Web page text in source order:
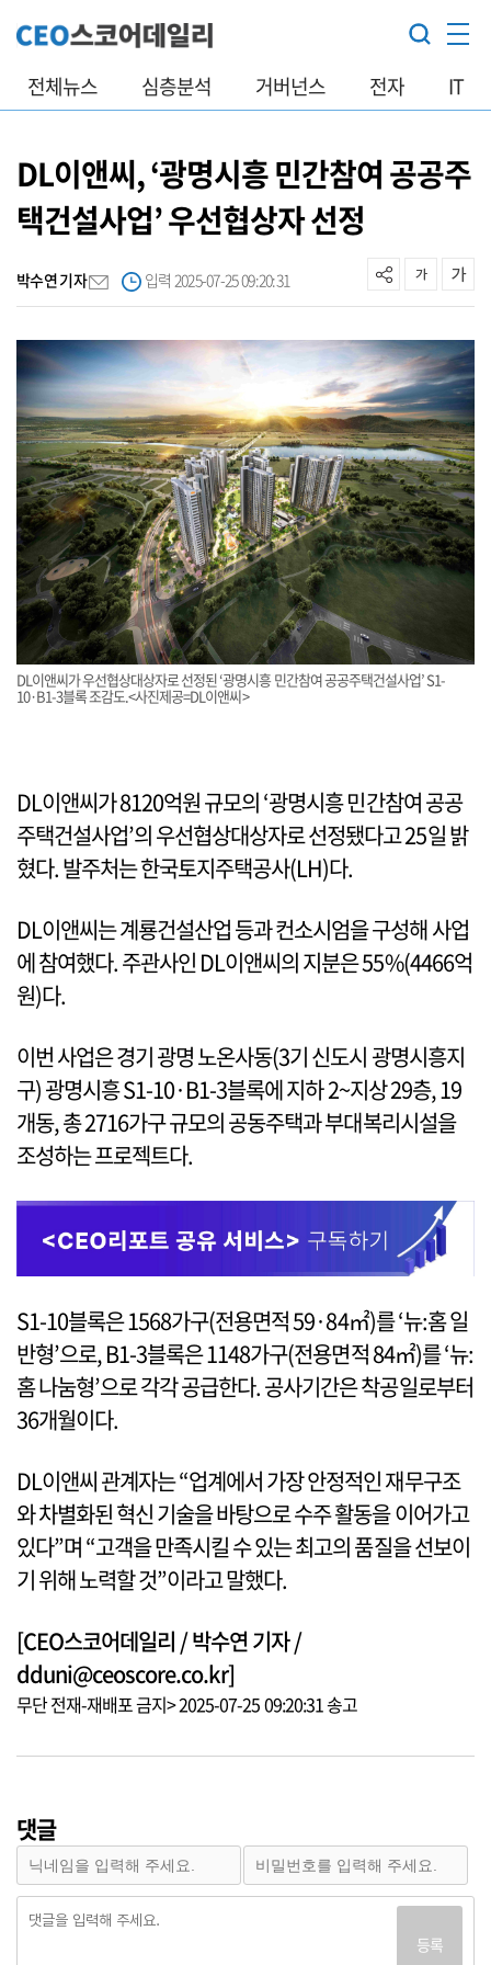
전체뉴스 심층분석 거버넌스 전자 IT
DL이앤씨, ‘광명시흥 민간참여 공공주
택건설사업’ 우선협상자 선정
박수연 기자 입력 2025-07-25 09:20:31
DL이앤씨가 우선협상대상자로 선정된 ‘광명시흥 민간참여 공공주택건설사업’ S1-
10·B1-3블록 조감도.<사진제공=DL이앤씨>
DL이앤씨가 8120억원 규모의 ‘광명시흥 민간참여 공공
주택건설사업’의 우선협상대상자로 선정됐다고 25일 밝
혔다. 발주처는 한국토지주택공사(LH)다.
DL이앤씨는 계룡건설산업 등과 컨소시엄을 구성해 사업
에 참여했다. 주관사인 DL이앤씨의 지분은 55%(4466억
원)다.
이번 사업은 경기 광명 노온사동(3기 신도시 광명시흥지
구) 광명시흥 S1-10·B1-3블록에 지하 2~지상 29층, 19
개동, 총 2716가구 규모의 공동주택과 부대복리시설을
조성하는 프로젝트다.
S1-10블록은 1568가구(전용면적 59·84㎡)를 ‘뉴:홈 일
반형’으로, B1-3블록은 1148가구(전용면적 84㎡)를 ‘뉴:
홈 나눔형’으로 각각 공급한다. 공사기간은 착공일로부터
36개월이다.
DL이앤씨 관계자는 “업계에서 가장 안정적인 재무구조
와 차별화된 혁신 기술을 바탕으로 수주 활동을 이어가고
있다”며 “고객을 만족시킬 수 있는 최고의 품질을 선보이
기 위해 노력할 것”이라고 말했다.
[CEO스코어데일리 / 박수연 기자 /
dduni@ceoscore.co.kr]
무단 전재-재배포 금지> 2025-07-25 09:20:31 송고
댓글
등록